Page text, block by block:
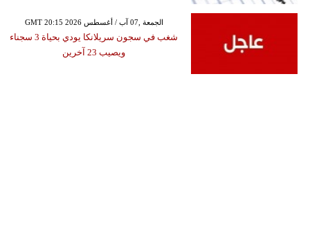
GMT 20:15 2026 الجمعة ,07 آب / أغسطس
شغب في سجون سريلانكا يودي بحياة 3 سجناء
ويصيب 23 آخرين